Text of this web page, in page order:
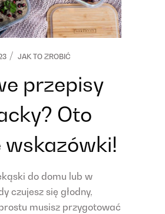
JAK TO ZROBIĆ
przepisy
Oto
wskazówki!
do domu lub w
czujesz się głodny,
musisz przygotować